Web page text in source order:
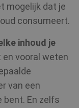
mogelijk dat je
consumeert.
inhoud je
en vooral weten
van een
bent. En zelfs